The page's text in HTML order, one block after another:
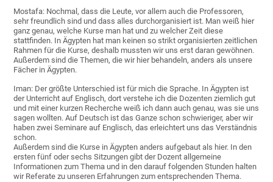
Mostafa: Nochmal, dass die Leute, vor allem auch die Professoren,
sehr freundlich sind und dass alles durchorganisiert ist. Man weiß hier
ganz genau, welche Kurse man hat und zu welcher Zeit diese
stattfinden. In Ägypten hat man keinen so strikt organisierten zeitlichen
Rahmen für die Kurse, deshalb mussten wir uns erst daran gewöhnen.
Außerdem sind die Themen, die wir hier behandeln, anders als unsere
Fächer in Ägypten.
Iman: Der größte Unterschied ist für mich die Sprache. In Ägypten ist
der Unterricht auf Englisch, dort verstehe ich die Dozenten ziemlich gut
und mit einer kurzen Recherche weiß ich dann auch genau, was sie uns
sagen wollten. Auf Deutsch ist das Ganze schon schwieriger, aber wir
haben zwei Seminare auf Englisch, das erleichtert uns das Verständnis
schon.
Außerdem sind die Kurse in Ägypten anders aufgebaut als hier. In den
ersten fünf oder sechs Sitzungen gibt der Dozent allgemeine
Informationen zum Thema und in den darauf folgenden Stunden halten
wir Referate zu unseren Erfahrungen zum entsprechenden Thema.